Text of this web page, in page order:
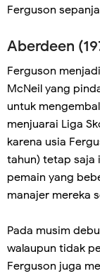
Ferguson
Aberdeen
Ferguson
McNeil yang
untuk
menjuarai Liga
karena usia
tahun) tetap saja
pemain yang
manajer mereka
Pada musim
walaupun tidak
Ferguson juga